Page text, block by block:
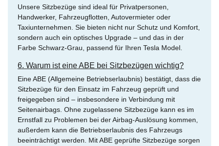
Unsere Sitzbezüge sind ideal für Privatpersonen,
Handwerker, Fahrzeugflotten, Autovermieter oder
Taxiunternehmen. Sie bieten nicht nur Schutz und Komfort,
sondern auch ein optisches Upgrade – und das in der
Farbe Schwarz-Grau, passend für Ihren Tesla Model.
6. Warum ist eine ABE bei Sitzbezügen wichtig?
Eine ABE (Allgemeine Betriebserlaubnis) bestätigt, dass die
Sitzbezüge für den Einsatz im Fahrzeug geprüft und
freigegeben sind – insbesondere in Verbindung mit
Seitenairbags. Ohne zugelassene Sitzbezüge kann es im
Ernstfall zu Problemen bei der Airbag-Auslösung kommen,
außerdem kann die Betriebserlaubnis des Fahrzeugs
beeinträchtigt werden. Mit ABE geprüfte Sitzbezüge sorgen